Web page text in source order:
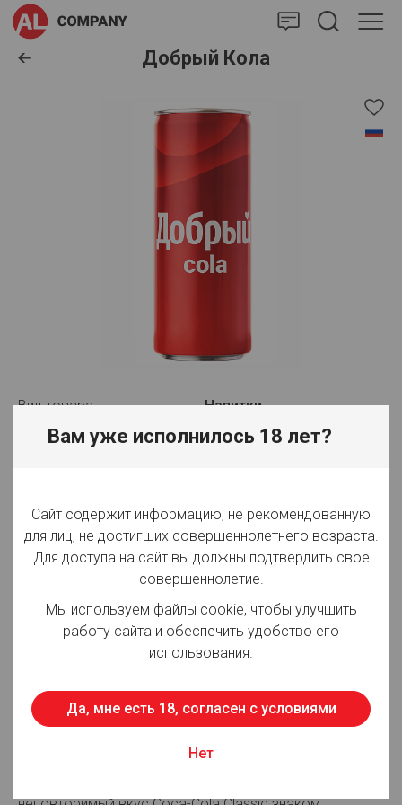
Добрый Кола
Вид товара: Напитки
Производитель: ООО "Мултон Партнерс"
Вид упаковки: ж/б
Срок годности: 368 суток
Страна производства: Россия
Для просмотра цен авторизуйтесь
Описание:
безалкогольных напитков в истории, а также один из
Вам уже исполнилось 18 лет?
Сайт содержит информацию, не рекомендованную
для лиц, не достигших совершеннолетнего возраста.
Для доступа на сайт вы должны подтвердить свое
совершеннолетие.
Мы используем файлы cookie, чтобы улучшить
работу сайта и обеспечить удобство его
использования.
Да, мне есть 18, согласен с условиями
Нет